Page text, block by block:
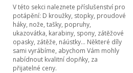
V této sekci naleznete příslušenství pro
potápění: D kroužky, stopky, proudové
háky, nože, tašky, popruhy,
ukazovátka, karabiny, spony, zátěžové
opasky, zátěže, náústky... Některé díly
sami vyrábíme, abychom Vám mohly
nabídnout kvalitní dopňky, za
přijatelné ceny.